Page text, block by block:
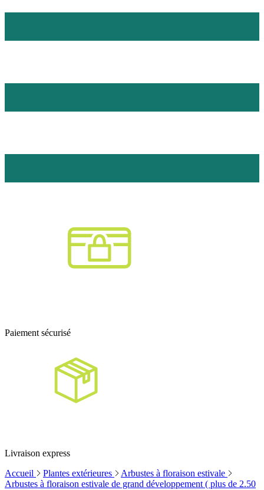
Paiement sécurisé
Livraison express
Accueil
Plantes extérieures
Arbustes à floraison estivale
Arbustes à floraison estivale de grand développement ( plus de 2.50